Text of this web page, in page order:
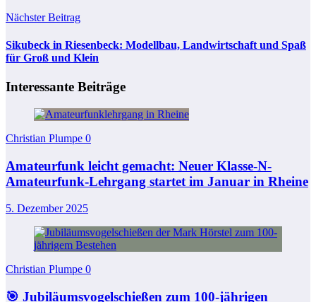
Nächster Beitrag
Sikubeck in Riesenbeck: Modellbau, Landwirtschaft und Spaß
für Groß und Klein
Interessante Beiträge
Christian Plumpe 0
Amateurfunk leicht gemacht: Neuer Klasse-N-
Amateurfunk-Lehrgang startet im Januar in Rheine
5. Dezember 2025
Christian Plumpe 0
🎯 Jubiläumsvogelschießen zum 100-jährigen